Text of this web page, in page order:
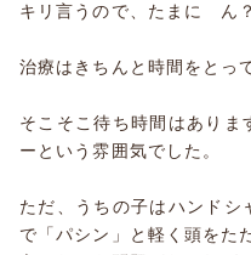
キリ言うので、たまに ん
治療はきちんと時間をとっ
そこそこ待ち時間はありま
ーという雰囲気でした。
ただ、うちの子はハンドシ
で「パシン」と軽く頭をた